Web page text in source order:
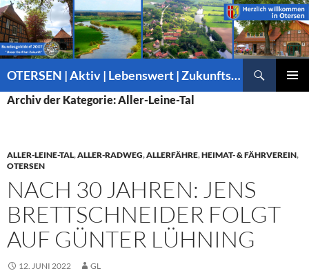
OTERSEN | Aktiv | Lebenswert | Zukunftsorientiert – mitten in Niedersachsen
INHALT
Archiv der Kategorie: Aller-Leine-Tal
ALLER-LEINE-TAL,ALLER-RADWEG,ALLERFÄHRE,HEIMAT- & FÄHRVEREIN,
OTERSEN
NACH 30 JAHREN: JENS
BRETTSCHNEIDER FOLGT
AUF GÜNTER LÜHNING
12. JUNI 2022 GL